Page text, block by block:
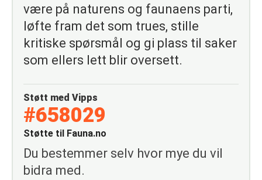
være på naturens og faunaens parti,
løfte fram det som trues, stille
kritiske spørsmål og gi plass til saker
som ellers lett blir oversett.
Støtt med Vipps
#658029
Støtte til Fauna.no
Du bestemmer selv hvor mye du vil
bidra med.